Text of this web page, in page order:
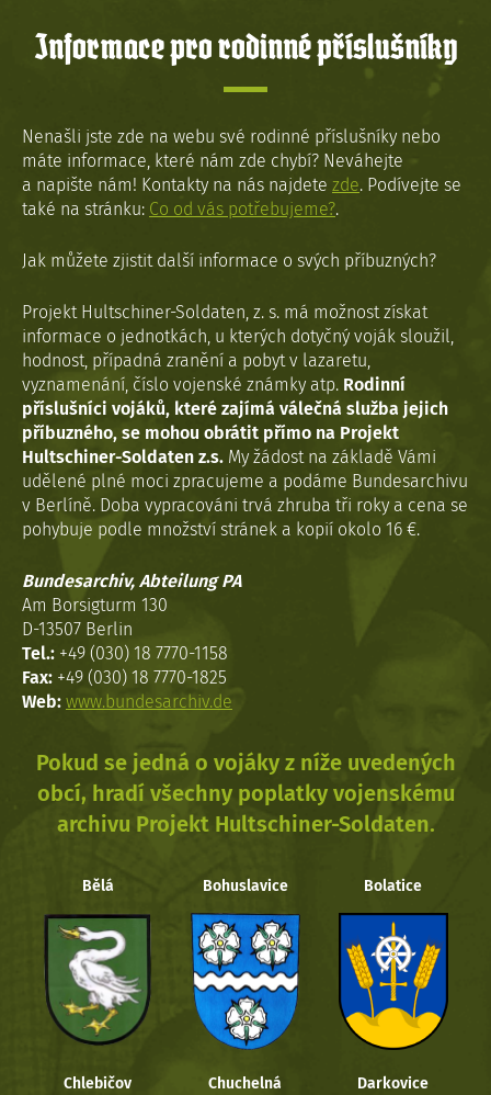
Informace pro rodinné příslušníky
Nenašli jste zde na webu své rodinné příslušníky nebo
máte informace, které nám zde chybí? Neváhejte
a napište nám! Kontakty na nás najdete zde. Podívejte se
také na stránku: Co od vás potřebujeme?.
Jak můžete zjistit další informace o svých příbuzných?
Projekt Hultschiner-Soldaten, z. s. má možnost získat
informace o jednotkách, u kterých dotyčný voják sloužil,
hodnost, případná zranění a pobyt v lazaretu,
vyznamenání, číslo vojenské známky atp. Rodinní
příslušníci vojáků, které zajímá válečná služba jejich
příbuzného, se mohou obrátit přímo na Projekt
Hultschiner-Soldaten z.s. My žádost na základě Vámi
udělené plné moci zpracujeme a podáme Bundesarchivu
v Berlíně. Doba vypracováni trvá zhruba tři roky a cena se
pohybuje podle množství stránek a kopií okolo 16 €.
Bundesarchiv, Abteilung PA
Am Borsigturm 130
D-13507 Berlin
Tel.: +49 (030) 18 7770-1158
Fax: +49 (030) 18 7770-1825
Web: www.bundesarchiv.de
Pokud se jedná o vojáky z níže uvedených
obcí, hradí všechny poplatky vojenskému
archivu Projekt Hultschiner-Soldaten.
Bělá Bohuslavice Bolatice
Chlebičov Chuchelná Darkovice